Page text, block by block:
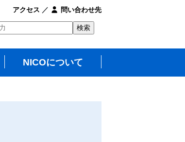
アクセス ／ 問い合わせ先
NICOについて